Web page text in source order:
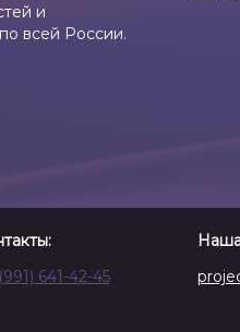
и
всей России.
641-42-45